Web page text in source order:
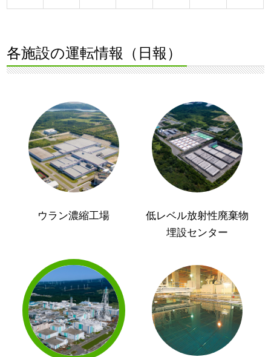
各施設の運転情報（日報）
ウラン濃縮工場
低レベル放射性廃棄物
埋設センター